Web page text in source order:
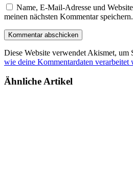
Name, E-Mail-Adresse und
meinen nächsten Kommentar speichern.
Diese Website verwendet Akismet, um
wie deine Kommentardaten verarbeitet
Ähnliche Artikel